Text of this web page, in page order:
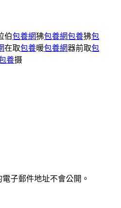
伯包養網狒包養網包養狒包
在取包養暖包養網器前取包
養摄
子郵件地址不會公開。